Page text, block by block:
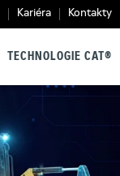
Kariéra Kontakty
TECHNOLOGIE CAT®